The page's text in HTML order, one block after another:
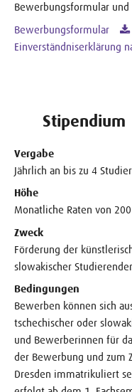
Bewerbungsformular und
Bewerbungsformular
Einverständniserklärung
Stipendium
Vergabe
Jährlich an bis zu 4
Höhe
Monatliche Raten von
Zweck
Förderung der
slowakischer
Bedingungen
Bewerben können sich
tschechischer oder
und Bewerberinnen für
der Bewerbung und zum
Dresden immatrikuliert